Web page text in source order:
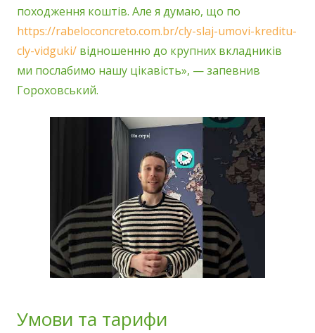
походження коштів. Але я думаю, що по
https://rabeloconcreto.com.br/cly-slaj-umovi-kreditu-
cly-vidguki/ відношенню до крупних вкладників
ми послабимо нашу цікавість», — запевнив
Гороховський.
Умови та тарифи